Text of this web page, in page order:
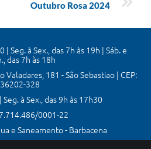
Outubro Rosa 2024
Seg. à Sex., das 7h às 19h | Sáb. e
das 7h às 18h
Valadares, 181 - São Sebastiao | CEP:
36202-328
à Sex., das 9h às 17h30
0001-22
e Saneamento - Barbacena